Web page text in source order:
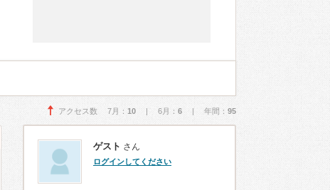
アクセス数 7月： 10 | 6月： 6 | 年間： 95
ゲスト さん
ログインしてください